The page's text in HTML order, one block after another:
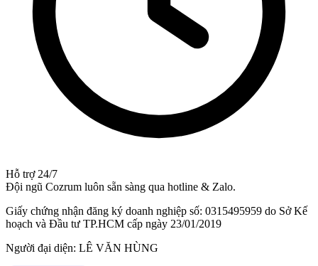
Hỗ trợ 24/7
Đội ngũ Cozrum luôn sẵn sàng qua hotline & Zalo.
Giấy chứng nhận đăng ký doanh nghiệp số: 0315495959 do Sở Kế
hoạch và Đầu tư TP.HCM cấp ngày 23/01/2019
Người đại diện: LÊ VĂN HÙNG